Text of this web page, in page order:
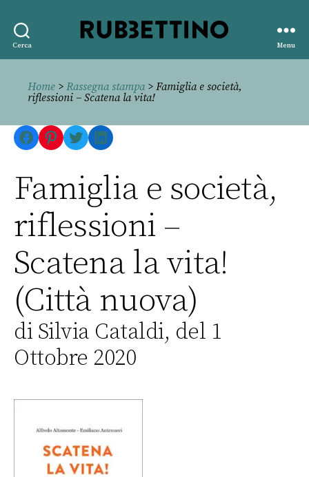
Cerca
editore
Menu
Home > Rassegna stampa> Famiglia e società,
riflessioni – Scatena la vita!
Facebook
Pinterest
TwitterLinkedIn
Famiglia e società,
riflessioni –
Scatena la vita!
(Città nuova)
di Silvia Cataldi, del 1
Ottobre 2020